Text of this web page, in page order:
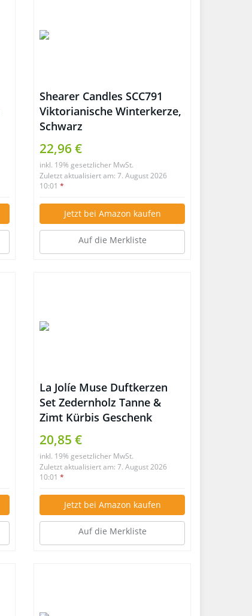
Shearer Candles SCC791
Viktorianische Winterkerze,
Schwarz
22,96 €
inkl. 19% gesetzlicher MwSt.
Zuletzt aktualisiert am: 7. August 2026
10:01*
Jetzt bei Amazon kaufen
Auf die Merkliste
La Jolíe Muse Duftkerzen
Set Zedernholz Tanne &
Zimt Kürbis Geschenk
Kerze, 100% Sojawachs, je
185g 45Std
20,85 €
inkl. 19% gesetzlicher MwSt.
Zuletzt aktualisiert am: 7. August 2026
10:01*
Jetzt bei Amazon kaufen
Auf die Merkliste